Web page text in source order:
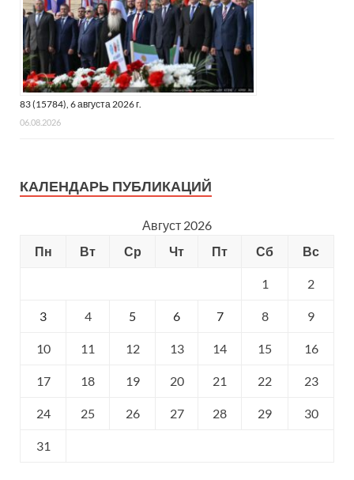
83 (15784), 6 августа 2026 г.
06.08.2026
КАЛЕНДАРЬ ПУБЛИКАЦИЙ
Август 2026
Пн
Вт Ср Чт Пт Сб Вс
1 2
3 4 5 6 7 8 9
10 11 12 13 14 15 16
17 18 19 20 21 22 23
24 25 26 27 28 29 30
31